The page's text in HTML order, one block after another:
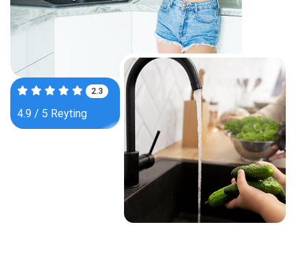
3.6
4.9 / 5 Reyting